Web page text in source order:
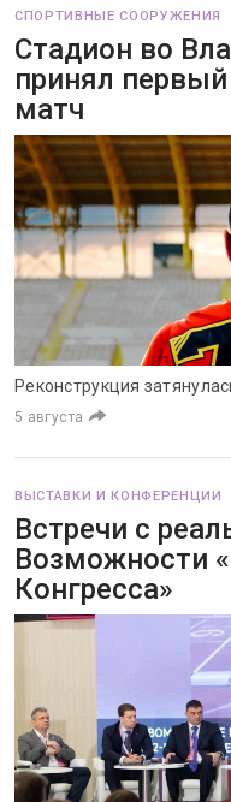
СПОРТИВНЫЕ СООРУЖЕНИЯ
Стадион во
принял первый
матч
Реконструкция
5 августа
ВЫСТАВКИ И КОНФЕРЕНЦИИ
Встречи с
Возможности
Конгресса»